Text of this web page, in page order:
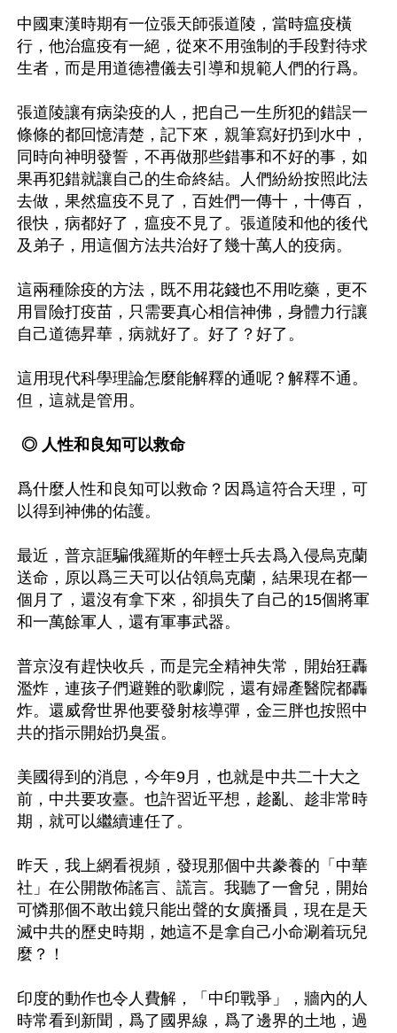
中國東漢時期有一位張天師張道陵，當時瘟疫橫
行，他治瘟疫有一絕，從來不用強制的手段對待求
生者，而是用道德禮儀去引導和規範人們的行爲。
張道陵讓有病染疫的人，把自己一生所犯的錯誤一
條條的都回憶清楚，記下來，親筆寫好扔到水中，
同時向神明發誓，不再做那些錯事和不好的事，如
果再犯錯就讓自己的生命終結。人們紛紛按照此法
去做，果然瘟疫不見了，百姓們一傳十，十傳百，
很快，病都好了，瘟疫不見了。張道陵和他的後代
及弟子，用這個方法共治好了幾十萬人的疫病。
這兩種除疫的方法，既不用花錢也不用吃藥，更不
用冒險打疫苗，只需要真心相信神佛，身體力行讓
自己道德昇華，病就好了。好了？好了。
這用現代科學理論怎麼能解釋的通呢？解釋不通。
但，這就是管用。
◎ 人性和良知可以救命
爲什麼人性和良知可以救命？因爲這符合天理，可
以得到神佛的佑護。
最近，普京誆騙俄羅斯的年輕士兵去爲入侵烏克蘭
送命，原以爲三天可以佔領烏克蘭，結果現在都一
個月了，還沒有拿下來，卻損失了自己的15個將軍
和一萬餘軍人，還有軍事武器。
普京沒有趕快收兵，而是完全精神失常，開始狂轟
濫炸，連孩子們避難的歌劇院，還有婦產醫院都轟
炸。還威脅世界他要發射核導彈，金三胖也按照中
共的指示開始扔臭蛋。
美國得到的消息，今年9月，也就是中共二十大之
前，中共要攻臺。也許習近平想，趁亂、趁非常時
期，就可以繼續連任了。
昨天，我上網看視頻，發現那個中共豢養的「中華
社」在公開散佈謠言、謊言。我聽了一會兒，開始
可憐那個不敢出鏡只能出聲的女廣播員，現在是天
滅中共的歷史時期，她這不是拿自己小命涮着玩兒
麼？！
印度的動作也令人費解，「中印戰爭」，牆內的人
時常看到新聞，爲了國界線，爲了邊界的土地，過